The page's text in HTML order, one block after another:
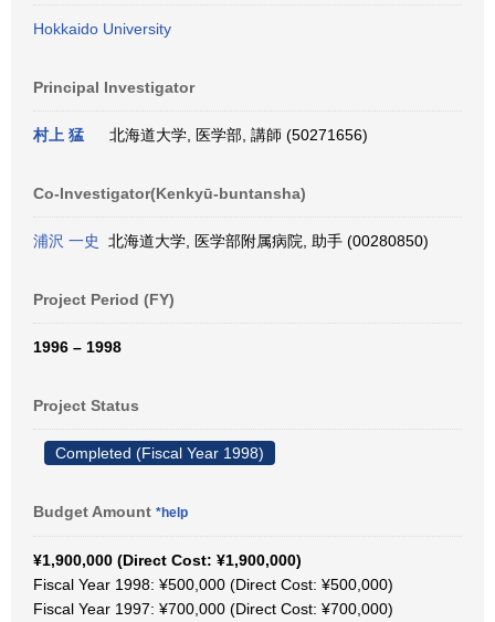
Hokkaido University
Principal Investigator
村上 猛 北海道大学, 医学部, 講師 (50271656)
Co-Investigator(Kenkyū-buntansha)
浦沢 一史 北海道大学, 医学部附属病院, 助手 (00280850)
Project Period (FY)
1996 – 1998
Project Status
Completed (Fiscal Year 1998)
Budget Amount *help
¥1,900,000 (Direct Cost: ¥1,900,000)
Fiscal Year 1998: ¥500,000 (Direct Cost: ¥500,000)
Fiscal Year 1997: ¥700,000 (Direct Cost: ¥700,000)